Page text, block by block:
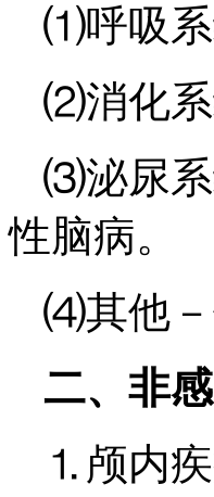
⑴呼吸系
⑵消化系
⑶泌尿系
性脑病。
⑷其他－
二、非
⒈颅内